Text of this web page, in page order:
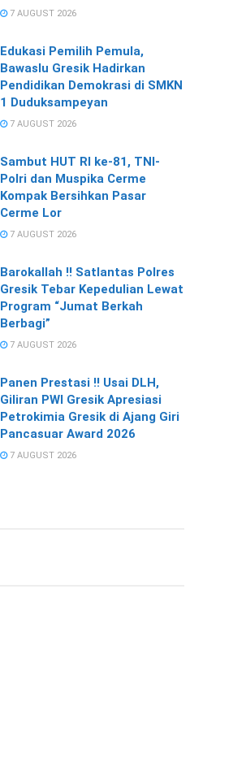
7 AUGUST 2026
Edukasi Pemilih Pemula,
Bawaslu Gresik Hadirkan
Pendidikan Demokrasi di SMKN
1 Duduksampeyan
7 AUGUST 2026
Sambut HUT RI ke-81, TNI-
Polri dan Muspika Cerme
Kompak Bersihkan Pasar
Cerme Lor
7 AUGUST 2026
Barokallah !! Satlantas Polres
Gresik Tebar Kepedulian Lewat
Program “Jumat Berkah
Berbagi”
7 AUGUST 2026
Panen Prestasi !! Usai DLH,
Giliran PWI Gresik Apresiasi
Petrokimia Gresik di Ajang Giri
Pancasuar Award 2026
7 AUGUST 2026